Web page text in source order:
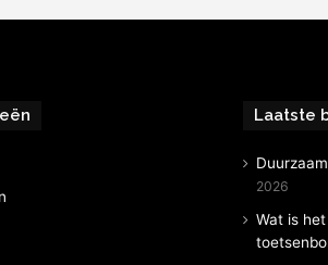
Laatste
2026
Wat is